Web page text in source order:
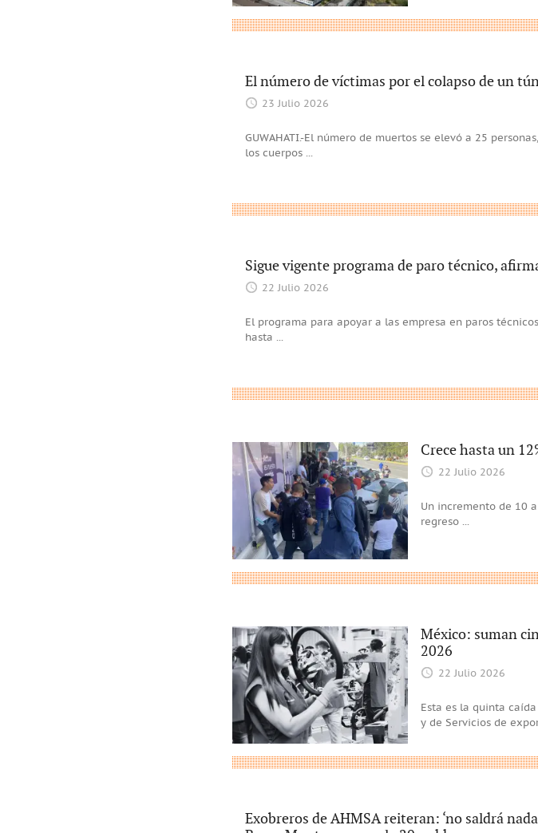
El número de víctimas por el colapso de un
23 Julio 2026
GUWAHATI.-El número de muertos se elevó a 25
los cuerpos ...
Sigue vigente programa de paro técnico,
22 Julio 2026
El programa para apoyar a las empresa en paros
hasta ...
Crece hasta un
22 Julio 2026
Un incremento de 10
regreso ...
México: suman
2026
22 Julio 2026
Esta es la quinta
y de Servicios de
Exobreros de AHMSA reiteran: ‘no saldrá